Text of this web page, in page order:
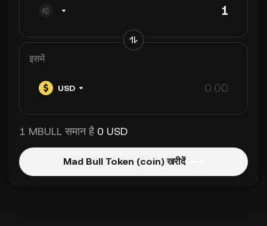
इसमें
USD
1 MBULL समान है 0 USD
Mad Bull Token (coin) खरीदें